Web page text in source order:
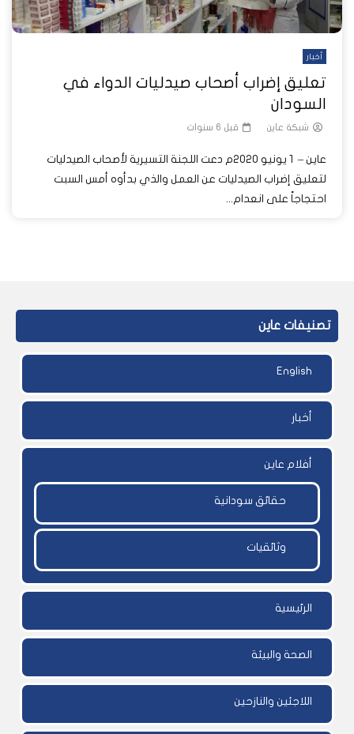
أخبار
تعليق إضراب أصحاب صيدليات الدواء في
السودان
شبكة عاين قبل 6 سنوات
عاين – 1 يونيو 2020م دعت اللجنة التسيرية لأصحاب الصيدليات
لتعليق إضراب الصيدليات عن العمل والذي بدأوه أمس السبت
احتجاجاً على انعدام...
تصنيفات عاين
English
أخبار
أفلام عاين
حقائق سودانية
وثائقيات
الرئيسية
الصحة والبيئة
اللاجئين والنازحين